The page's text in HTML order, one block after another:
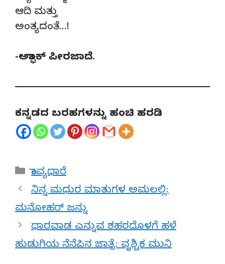
ಆದಿ ಮತ್ತು
ಅಂತ್ಯದಂತೆ…!
-ಅಶ್ಫಾಕ್ ಪೀರಜಾದೆ.
ಕನ್ನಡದ ಬರಹಗಳನ್ನು ಹಂಚಿ ಹರಡಿ
Categories
ಕಾವ್ಯಧಾರೆ
ನಿನ್ನ ಮಧುರ ಮಾತುಗಳ ಅಮಲಲ್ಲಿ:
ಮನೋಹರ್‌ ಜನ್ನು
ಧಾರವಾಡ ಎನ್ನುವ ಶಹರದೊಳಗೆ ಹಳೆ
ಹುಡುಗಿಯ ನೆನೆಪಿನ ಜಾತ್ರೆ: ವೃಶ್ಚಿಕ ಮುನಿ